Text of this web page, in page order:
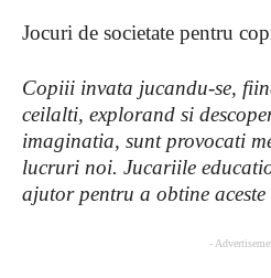
Jocuri de societate pentru
Copiii invata jucandu-se,
ceilalti, explorand si
imaginatia, sunt provocati
lucruri noi. Jucariile
ajutor pentru a obtine
-